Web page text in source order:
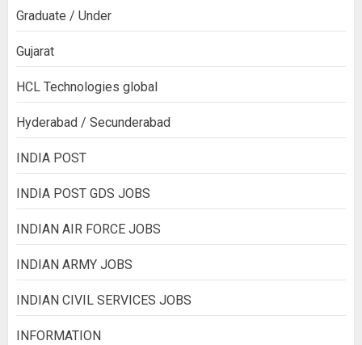
Graduate / Under
Gujarat
HCL Technologies global
Hyderabad / Secunderabad
INDIA POST
INDIA POST GDS JOBS
INDIAN AIR FORCE JOBS
INDIAN ARMY JOBS
INDIAN CIVIL SERVICES JOBS
INFORMATION